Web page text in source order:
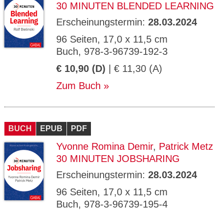
30 MINUTEN BLENDED LEARNING
Erscheinungstermin: 28.03.2024
96 Seiten, 17,0 x 11,5 cm
Buch, 978-3-96739-192-3
€ 10,90 (D) | € 11,30 (A)
Zum Buch
BUCH EPUB PDF
Yvonne Romina Demir, Patrick Metz
30 MINUTEN JOBSHARING
Erscheinungstermin: 28.03.2024
96 Seiten, 17,0 x 11,5 cm
Buch, 978-3-96739-195-4